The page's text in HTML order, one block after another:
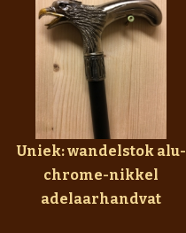
Uniek: wandelstok alu-
chrome-nikkel
adelaarhandvat